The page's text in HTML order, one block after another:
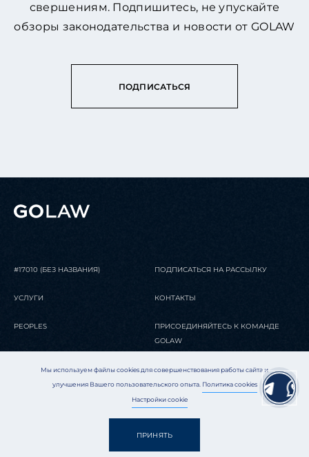
свершениям. Подпишитесь, не упускайте
обзоры законодательства и новости от GOLAW
ПОДПИСАТЬСЯ
Мы используем файлы cookies для совершенствования работы сайта и
улучшения Вашего пользовательского опыта. Политика cookies
Настройки cookie
ПРИНЯТЬ
#17010 (БЕЗ НАЗВАНИЯ)
УСЛУГИ
PEOPLES
СОБЫТИЯ И АНАЛИТИКА
ПОДПИСАТЬСЯ НА РАССЫЛКУ
КОНТАКТЫ
ПРИСОЕДИНЯЙТЕСЬ К КОМАНДЕ
GOLAW
GOLAW GERMAN DESK
#16282 (БЕЗ НАЗВАНИЯ)
Политика конфиденциальности